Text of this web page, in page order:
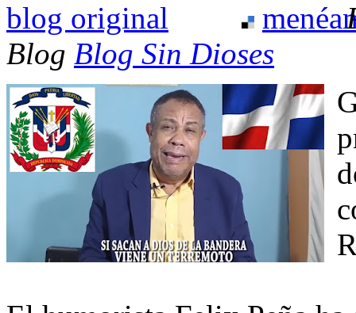
Blog Blog Sin Dioses